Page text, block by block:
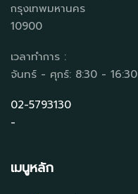
กรุงเทพมหานคร
10900
เวลาทำการ :
จันทร์ - ศุกร์: 8:30 - 16:30
02-5793130
-
เมนูหลัก